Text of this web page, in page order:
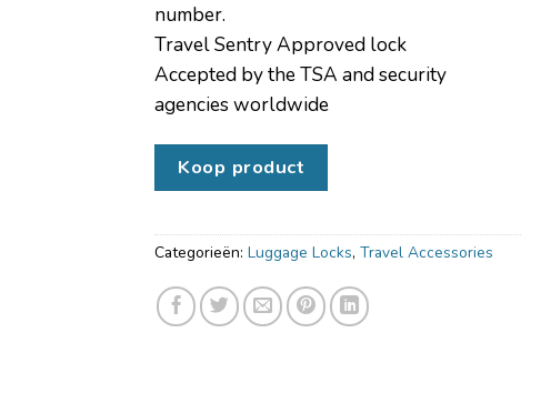
number.
Travel Sentry Approved lock
Accepted by the TSA and security
agencies worldwide
Koop product
Categorieën: Luggage Locks, Travel Accessories